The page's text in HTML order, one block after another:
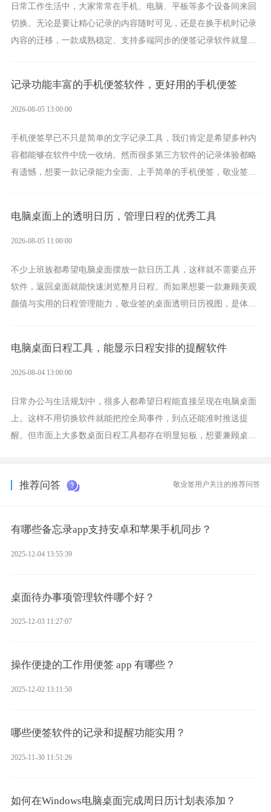
日常工作生活中，大家常常在手机、电脑、平板等多个设备间来回
切换。无论是要让精心记录的内容随时可见，还是在换手机时记录
内容的迁移，一款成熟稳定、支持多端同步的便签记录软件就显得
记录功能丰富的手机便签软件，更好用的手机便签
2026-08-05 13:00:00
手机便签早已不只是简单的文字记录工具，我们肯定是希望多种内
容都能够在软件中统一收纳。然而很多第三方软件的记录体验都略
有遗憾，想要一款记录能力全面、上手简单的手机便签，敬业签是
电脑桌面上的透明日历，管理日程的优秀工具
2026-08-05 11:00:00
不少上班族都希望电脑桌面摆放一款日历工具，这样就不需要点开
软件，返回桌面就能快速浏览整月日程。而如果想要一款兼顾美观
颜值与实用的日程管理能力，敬业签的桌面透明日历视图，是体验
电脑桌面日程工具，能显示日程安排的提醒软件
2026-08-04 13:00:00
日常办公与生活规划中，很多人都希望日程能直接呈现在电脑桌面
上。这样不用切换软件就能把控全局事件，到点还能准时推送提
醒。但市面上大多数桌面日程工具都存在明显短板，想要兼顾桌面
推荐问答 敬业签用户关注的推荐问答
有哪些备忘录app支持安卓和苹果手机同步？
2025-12-04 13:55:39
桌面待办事项管理软件哪个好？
2025-12-03 11:27:07
操作便捷的工作用便签 app 有哪些？
2025-12-02 13:11:50
哪些便签软件的记录和提醒功能实用？
2025-11-30 11:51:26
如何在Windows电脑桌面完成周日历计划表添加？